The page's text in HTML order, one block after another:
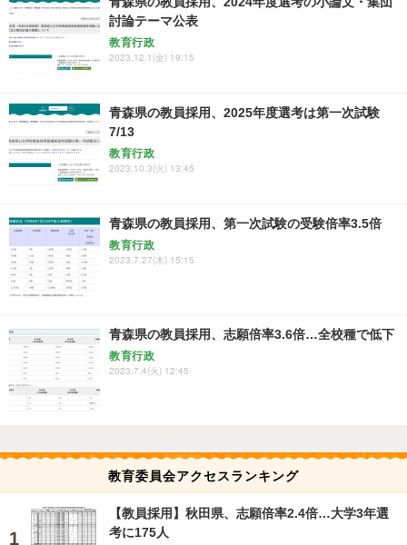
討論テーマ公表
教育行政
2023.12.1(金) 19:15
青森県の教員採用、2025年度選考は第一次試験
7/13
教育行政
2023.10.3(火) 13:45
青森県の教員採用、第一次試験の受験倍率3.5倍
教育行政
2023.7.27(木) 15:15
青森県の教員採用、志願倍率3.6倍…全校種で低下
教育行政
2023.7.4(火) 12:45
教育委員会アクセスランキング
【教員採用】秋田県、志願倍率2.4倍…大学3年選
考に175人